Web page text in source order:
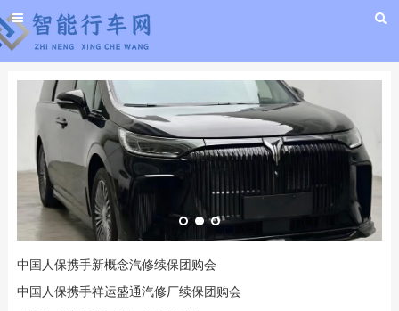
中国人保携手新概念汽修续保团购会
中国人保携手祥运盛通汽修厂续保团购会